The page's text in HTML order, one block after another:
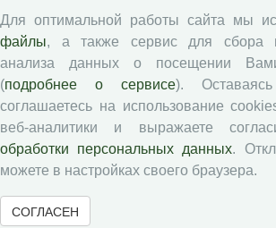
Проблемы развития территории
Вопросы территориального развития
Социальное пространство
Юный экономист
АгроЗооТехника
Для оптимальной работы сайта мы
файлы, а также сервис для сбора и
анализа данных о посещении
(подробнее о сервисе).
соглашаетесь на использование
веб-аналитики и выражаете
обработки персональных данных.
можете в настройках своего браузера.
СОГЛАСЕН